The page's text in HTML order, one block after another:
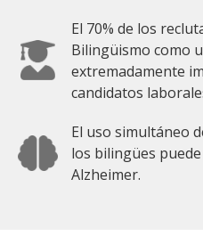
El 70% de los
Bilingüismo como
extremadamente
candidatos
El uso simultáneo
los bilingües
Alzheimer.